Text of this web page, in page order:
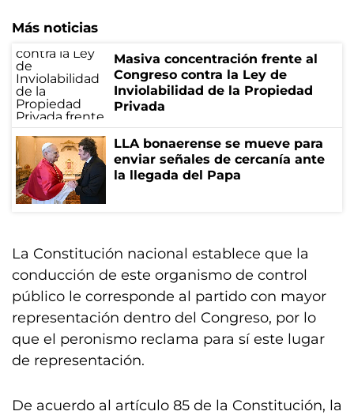
Más noticias
Masiva concentración frente al
Congreso contra la Ley de
Inviolabilidad de la Propiedad
Privada
LLA bonaerense se mueve para
enviar señales de cercanía ante
la llegada del Papa
La Constitución nacional establece que la
conducción de este organismo de control
público le corresponde al partido con mayor
representación dentro del Congreso, por lo
que el peronismo reclama para sí este lugar
de representación.
De acuerdo al artículo 85 de la Constitución, la